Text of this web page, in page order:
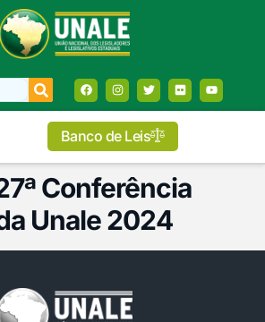
Banco de Leis
Conferência
Unale 2024